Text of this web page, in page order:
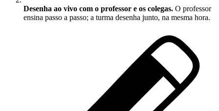
Desenha ao vivo com o professor e os colegas. O professor
ensina passo a passo; a turma desenha junto, na mesma hora.